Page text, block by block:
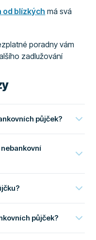
od blízkých má svá
poradny vám
zadlužování
půjček?
půjček?